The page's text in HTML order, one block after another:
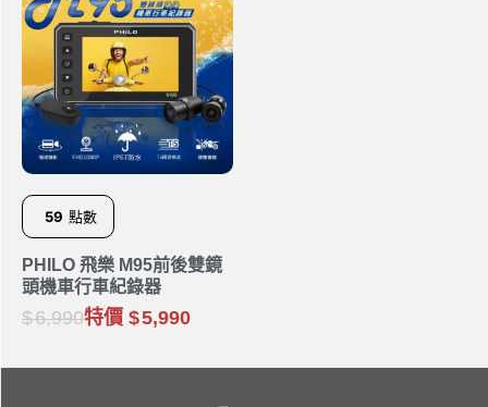
59 點數
PHILO 飛樂 M95前後雙鏡
頭機車行車紀錄器
6,990特價 5,990